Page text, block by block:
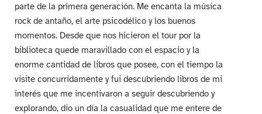
parte de la primera generación. Me encanta la música
rock de antaño, el arte psicodélico y los buenos
momentos. Desde que nos hicieron el tour por la
biblioteca quede maravillado con el espacio y la
enorme cantidad de libros que posee, con el tiempo la
visite concurridamente y fui descubriendo libros de mi
interés que me incentivaron a seguir descubriendo y
explorando, dio un día la casualidad que me entere de